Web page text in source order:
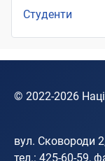
Студенти
© 2022-2026
вул. Сковороди
тел.: 425-60-59,